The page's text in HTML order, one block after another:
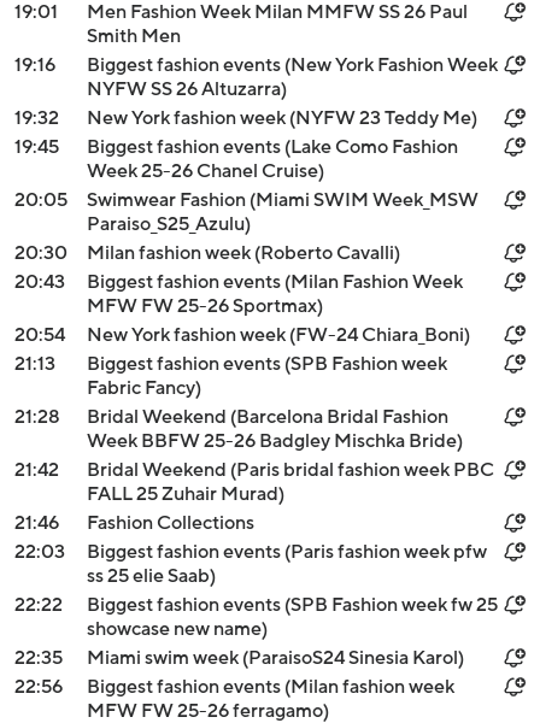
19:01
Men Fashion Week Milan MMFW SS 26 Paul
Smith Men
19:16
Biggest fashion events (New York Fashion Week
NYFW SS 26 Altuzarra)
19:32
New York fashion week (NYFW 23 Teddy Me)
19:45
Biggest fashion events (Lake Como Fashion
Week 25-26 Chanel Cruise)
20:05
Swimwear Fashion (Miami SWIM Week_MSW
Paraiso_S25_Azulu)
20:30
Milan fashion week (Roberto Cavalli)
20:43
Biggest fashion events (Milan Fashion Week
MFW FW 25-26 Sportmax)
20:54
New York fashion week (FW-24 Chiara_Boni)
21:13
Biggest fashion events (SPB Fashion week
Fabric Fancy)
21:28
Bridal Weekend (Barcelona Bridal Fashion
Week BBFW 25-26 Badgley Mischka Bride)
21:42
Bridal Weekend (Paris bridal fashion week PBC
FALL 25 Zuhair Murad)
21:46
Fashion Collections
22:03
Biggest fashion events (Paris fashion week pfw
ss 25 elie Saab)
22:22
Biggest fashion events (SPB Fashion week fw 25
showcase new name)
22:35
Miami swim week (ParaisoS24 Sinesia Karol)
22:56
Biggest fashion events (Milan fashion week
MFW FW 25-26 ferragamo)